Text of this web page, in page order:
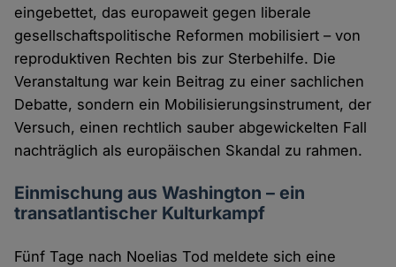
eingebettet, das europaweit gegen liberale
gesellschaftspolitische Reformen mobilisiert – von
reproduktiven Rechten bis zur Sterbehilfe. Die
Veranstaltung war kein Beitrag zu einer sachlichen
Debatte, sondern ein Mobilisierungsinstrument, der
Versuch, einen rechtlich sauber abgewickelten Fall
nachträglich als europäischen Skandal zu rahmen.
Einmischung aus Washington – ein
transatlantischer Kulturkampf
Fünf Tage nach Noelias Tod meldete sich eine